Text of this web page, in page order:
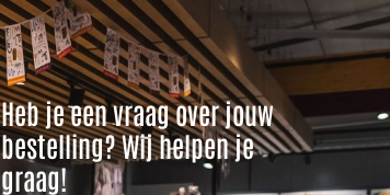
Heb je een vraag over jouw
bestelling? Wij helpen je
graag!